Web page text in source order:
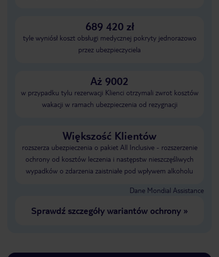
689 420 zł
tyle wyniósł koszt obsługi medycznej pokryty jednorazowo
przez ubezpieczyciela
Aż 9002
w przypadku tylu rezerwacji Klienci otrzymali zwrot kosztów
wakacji w ramach ubezpieczenia od rezygnacji
Większość Klientów
rozszerza ubezpieczenia o pakiet All Inclusive - rozszerzenie
ochrony od kosztów leczenia i następstw nieszczęśliwych
wypadków o zdarzenia zaistniałe pod wpływem alkoholu
Dane Mondial Assistance
Sprawdź szczegóły wariantów ochrony»